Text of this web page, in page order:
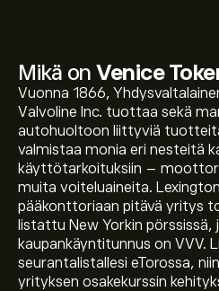
Mikä on Venice
Vuonna 1866,
Valvoline Inc. tuottaa sekä
autohuoltoon liittyviä
valmistaa monia eri nesteitä
käyttötarkoituksiin –
muita voiteluaineita.
pääkonttoriaan pitävä yritys
listattu New Yorkin pörssissä,
kaupankäyntitunnus on VVV.
seurantalistallesi eTorossa,
yrityksen osakekurssin
Instrumentin VVV
Instrumentin Venice Token
562.06M‎$‎
Instrumentin Venice Token
21.418‎$‎